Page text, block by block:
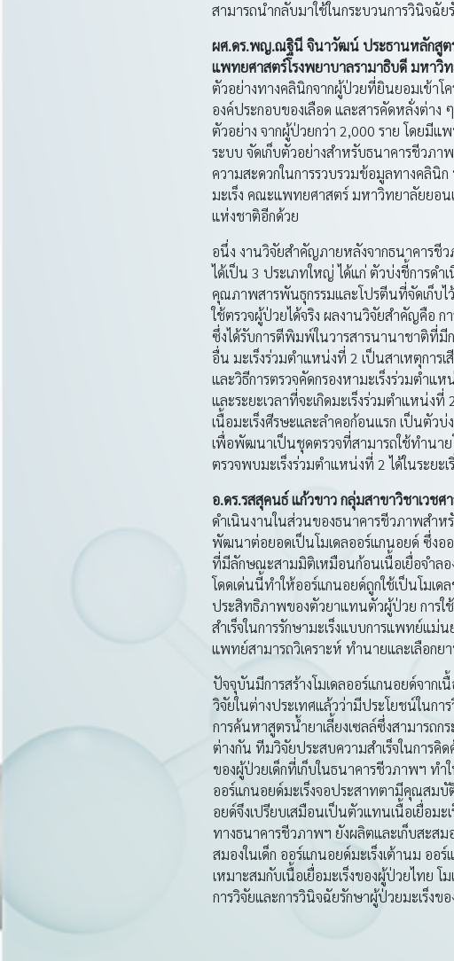
สามารถนำกลับมาใช้ในกระบวนการวินิจฉัย
ผศ.ดร.พญ.ณฐินี จินาวัฒน์ ประธานหลักสูตร
แพทยศาสตร์โรงพยาบาลรามาธิบดี มหาวิ
ตัวอย่างทางคลินิกจากผู้ป่วยที่ยินยอมเข้าโ
องค์ประกอบของเลือด และสารคัดหลั่งต่าง
ตัวอย่าง จากผู้ป่วยกว่า 2,000 ราย โดยมี
ระบบ จัดเก็บตัวอย่างสำหรับธนาคารชีวภา
ความสะดวกในการรวบรวมข้อมูลทางคลินิ
มะเร็ง คณะแพทยศาสตร์ มหาวิทยาลัยยอน
แห่งชาติอีกด้วย
อนึ่ง งานวิจัยสำคัญภายหลังจากธนาคารชี
ได้เป็น 3 ประเภทใหญ่ ได้แก่ ตัวบ่งชี้การด
คุณภาพสารพันธุกรรมและโปรตีนที่จัดเก็บ
ใช้ตรวจผู้ป่วยได้จริง ผลงานวิจัยสำคัญคือ ก
ซึ่งได้รับการตีพิมพ์ในวารสารนานาชาติที่มี
อื่น มะเร็งร่วมตำแหน่งที่ 2 เป็นสาเหตุการ
และวิธีการตรวจคัดกรองหามะเร็งร่วมตำ
และระยะเวลาที่จะเกิดมะเร็งร่วมตำแหน่
เนื้อมะเร็งศีรษะและลำคอก้อนแรก เป็นตัว
เพื่อพัฒนาเป็นชุดตรวจที่สามารถใช้ทำนาย
ตรวจพบมะเร็งร่วมตำแหน่งที่ 2 ได้ในระย
อ.ดร.รสสุคนธ์ แก้วขาว กลุ่มสาขาวิชาเว
ดำเนินงานในส่วนของธนาคารชีวภาพสำห
พัฒนาต่อยอดเป็นโมเดลออร์แกนอยด์ ซึ่งออ
ที่มีลักษณะสามมิติเหมือนก้อนเนื้อเยื่อจำลอ
โดดเด่นนี้ทำให้ออร์แกนอยด์ถูกใช้เป็นโมเด
ประสิทธิภาพของตัวยาแทนตัวผู้ป่วย การใ
สำเร็จในการรักษามะเร็งแบบการแพทย์แ
แพทย์สามารถวิเคราะห์ ทำนายและเลือก
ปัจจุบันมีการสร้างโมเดลออร์แกนอยด์จากเ
วิจัยในต่างประเทศแล้วว่ามีประโยชน์ในกา
การค้นหาสูตรน้ำยาเลี้ยงเซลล์ซึ่งสามารถ
ต่างกัน ทีมวิจัยประสบความสำเร็จในการคิ
ของผู้ป่วยเด็กที่เก็บในธนาคารชีวภาพฯ ทำ
ออร์แกนอยด์มะเร็งจอประสาทตามีคุณสมบั
อยด์จึงเปรียบเสมือนเป็นตัวแทนเนื้อเยื่อม
ทางธนาคารชีวภาพฯ ยังผลิตและเก็บสะส
สมองในเด็ก ออร์แกนอยด์มะเร็งเต้านม ออ
เหมาะสมกับเนื้อเยื่อมะเร็งของผู้ป่วยไทย
การวิจัยและการวินิจฉัยรักษาผู้ป่วยมะเร็งข